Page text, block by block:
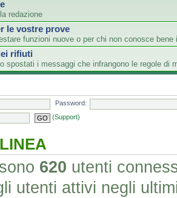
redazione
le vostre prove
funzioni nuove o per chi non conosce bene
rifiuti
spostati i messaggi che infrangono le regole di
Password:
(Support)
620 utenti
utenti attivi negli